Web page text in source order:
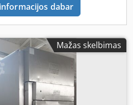
dabar
Mažas skelbimas